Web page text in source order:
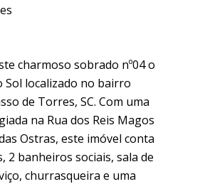
charmoso sobrado nº04 o
Sol localizado no bairro
de Torres, SC. Com uma
na Rua dos Reis Magos
Ostras, este imóvel conta
2 banheiros sociais, sala de
churrasqueira e uma